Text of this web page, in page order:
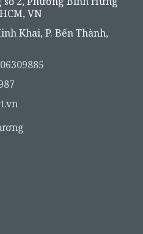
VN
Khai, P. Bến Thành,